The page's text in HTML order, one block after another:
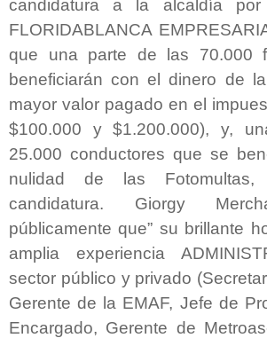
candidatura a la alcaldía por
FLORIDABLANCA
que una parte de las 70.000
beneficiarán con el dinero de
mayor valor pagado en el
$100.000 y $1.200.000), y,
25.000 conductores que se
nulidad de las Fotomultas,
candidatura. Giorgy
públicamente que” su brillante
amplia experiencia
sector público y privado
Gerente de la EMAF, Jefe de
Encargado, Gerente de